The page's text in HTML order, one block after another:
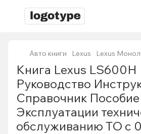
Авто книги Lexus Lexus
Книга Lexus LS600H
Руководство
Справочник
Эксплуатации
обслуживанию ТО с